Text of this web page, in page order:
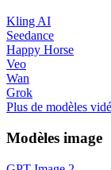
Kling AI
Seedance
Happy Horse
Veo
Wan
Grok
Plus de modèles
Modèles image